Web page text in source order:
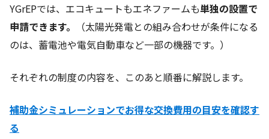
YGrEPでは、エコキュートもエネファームも単独の設置で
申請できます。
（太陽光発電との組み合わせが条件になる
のは、蓄電池や電気自動車など一部の機器です。）
それぞれの制度の内容を、このあと順番に解説します。
補助金シミュレーションでお得な交換費用の目安を確認す
る